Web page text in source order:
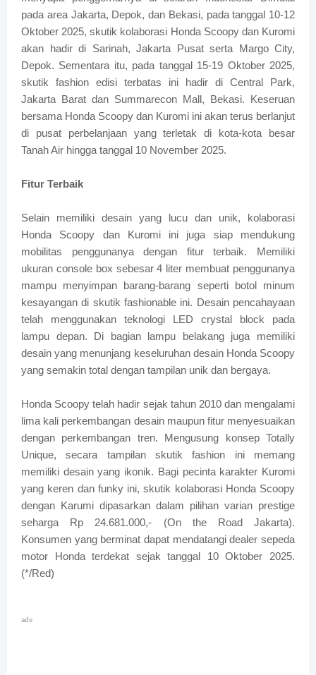
pada area Jakarta, Depok, dan Bekasi, pada tanggal 10-12
Oktober 2025, skutik kolaborasi Honda Scoopy dan Kuromi
akan hadir di Sarinah, Jakarta Pusat serta Margo City,
Depok. Sementara itu, pada tanggal 15-19 Oktober 2025,
skutik fashion edisi terbatas ini hadir di Central Park,
Jakarta Barat dan Summarecon Mall, Bekasi. Keseruan
bersama Honda Scoopy dan Kuromi ini akan terus berlanjut
di pusat perbelanjaan yang terletak di kota-kota besar
Tanah Air hingga tanggal 10 November 2025.
Fitur Terbaik
Selain memiliki desain yang lucu dan unik, kolaborasi
Honda Scoopy dan Kuromi ini juga siap mendukung
mobilitas penggunanya dengan fitur terbaik. Memiliki
ukuran console box sebesar 4 liter membuat penggunanya
mampu menyimpan barang-barang seperti botol minum
kesayangan di skutik fashionable ini. Desain pencahayaan
telah menggunakan teknologi LED crystal block pada
lampu depan. Di bagian lampu belakang juga memiliki
desain yang menunjang keseluruhan desain Honda Scoopy
yang semakin total dengan tampilan unik dan bergaya.
Honda Scoopy telah hadir sejak tahun 2010 dan mengalami
lima kali perkembangan desain maupun fitur menyesuaikan
dengan perkembangan tren. Mengusung konsep Totally
Unique, secara tampilan skutik fashion ini memang
memiliki desain yang ikonik. Bagi pecinta karakter Kuromi
yang keren dan funky ini, skutik kolaborasi Honda Scoopy
dengan Karumi dipasarkan dalam pilihan varian prestige
seharga Rp 24.681.000,- (On the Road Jakarta).
Konsumen yang berminat dapat mendatangi dealer sepeda
motor Honda terdekat sejak tanggal 10 Oktober 2025.
(*/Red)
ads